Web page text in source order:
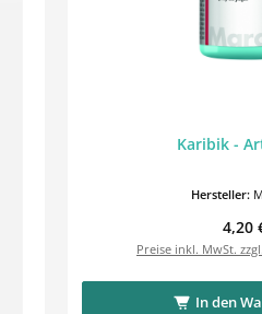
Karibik -
Hersteller:
4,20
Preise inkl. MwSt.
In den